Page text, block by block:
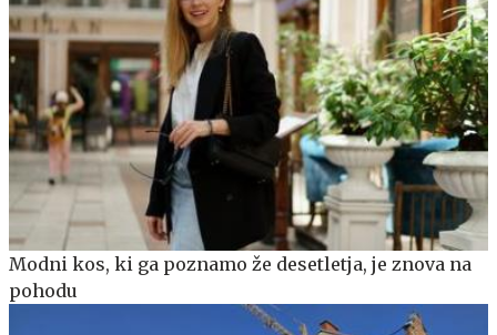
Modni kos, ki ga poznamo že desetletja, je znova na
pohodu